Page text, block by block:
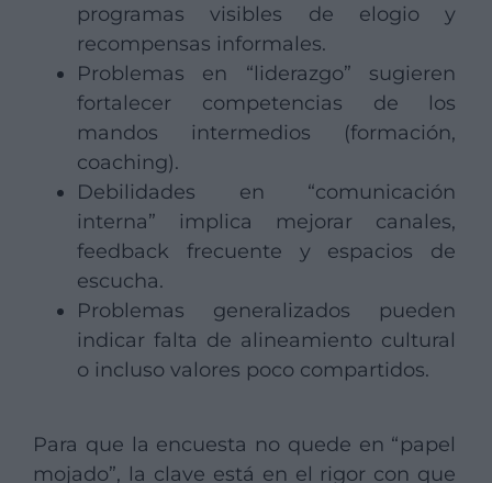
programas visibles de elogio y
recompensas informales.
Problemas en “liderazgo” sugieren
fortalecer competencias de los
mandos intermedios (formación,
coaching).
Debilidades en “comunicación
interna” implica mejorar canales,
feedback frecuente y espacios de
escucha.
Problemas generalizados pueden
indicar falta de alineamiento cultural
o incluso valores poco compartidos.
Para que la encuesta no quede en “papel
mojado”, la clave está en el rigor con que